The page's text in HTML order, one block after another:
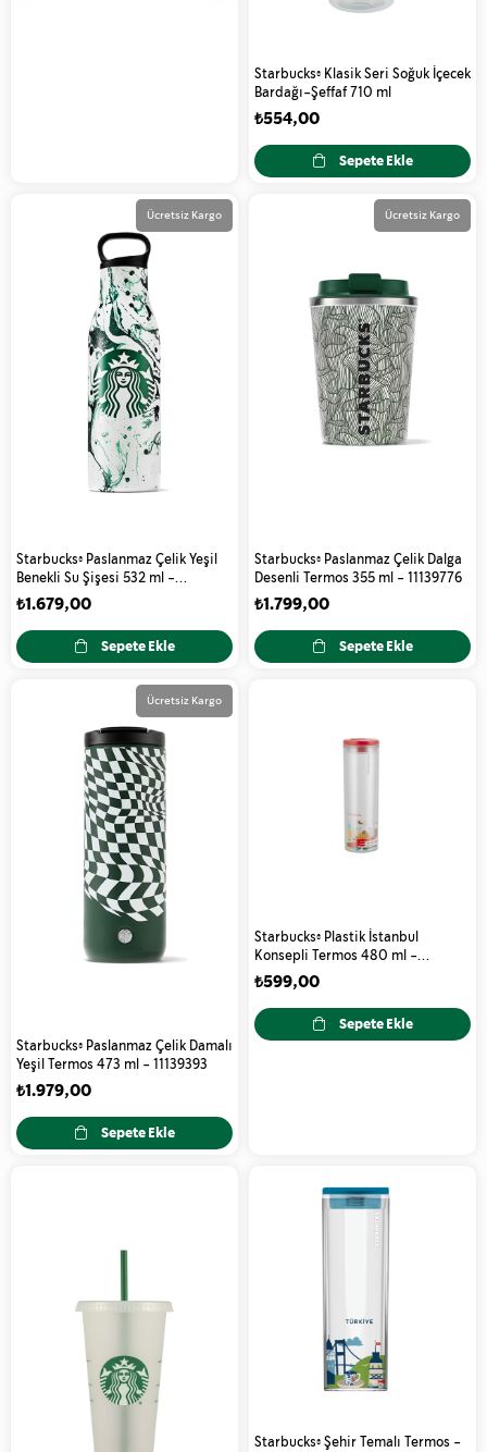
Starbucks® Klasik Seri Soğuk İçecek
Bardağı-Şeffaf 710 ml
₺554,00
Sepete Ekle
Starbucks® Paslanmaz Çelik Yeşil
Benekli Su Şişesi 532 ml -
11139803
₺1.679,00
Sepete Ekle
Ücretsiz Kargo
Starbucks® Paslanmaz Çelik Dalga
Desenli Termos 355 ml - 11139776
₺1.799,00
Sepete Ekle
Ücretsiz Kargo
Starbucks® Paslanmaz Çelik Damalı
Yeşil Termos 473 ml - 11139393
₺1.979,00
Sepete Ekle
Ücretsiz Kargo
Starbucks® Plastik İstanbul
Konsepli Termos 480 ml -
11112075
₺599,00
Sepete Ekle
Starbucks® Şehir Temalı Termos -